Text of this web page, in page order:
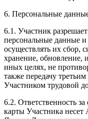
6. Персональные
6.1. Участник
персональные данные и
осуществлять их сбор,
хранение, обновление,
иных целях, не
также передачу
Участником трудовой
6.2. Ответственность
карты Участника